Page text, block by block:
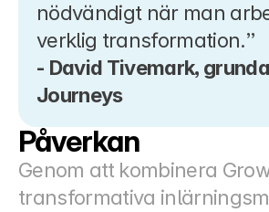
nödvändigt när man
verklig transformation.”
- David Tivemark,
Journeys
Påverkan
Genom att kombinera
transformativa